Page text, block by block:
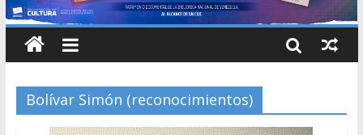
Bolívar Simón (reconocimientos)